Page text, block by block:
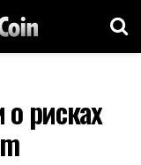
рисках